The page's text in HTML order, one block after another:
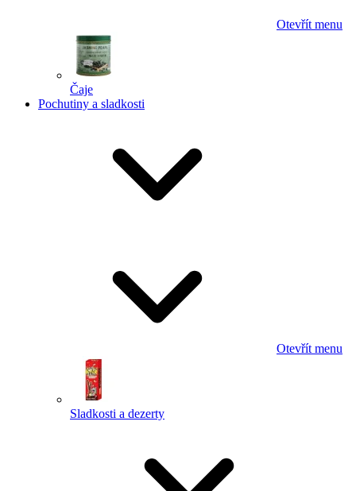
Otevřít menu
Čaje
Pochutiny a sladkosti
Otevřít menu
Sladkosti a dezerty